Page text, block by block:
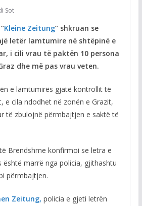
Sot
Kleine Zeitung” shkruan se
letër lamtumire në shtëpinë e
i cili vrau të paktën 10 persona
dhe më pas vrau veten.
e lamtumirës gjatë kontrollit të
e cila ndodhet në zonën e Grazit,
të zbulojnë përmbajtjen e saktë të
Brendshme konfirmoi se letra e
marrë nga policia, gjithashtu
përmbajtjen.
Zeitung, policia e gjeti letrën